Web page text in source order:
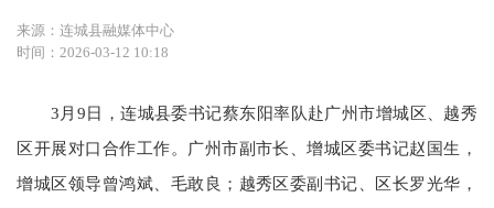
来源：连城县融媒体中心
时间：2026-03-12 10:18
3月9日，连城县委书记蔡东阳率队赴广州市增城区、越秀
区开展对口合作工作。广州市副市长、增城区委书记赵国生，
增城区领导曾鸿斌、毛敢良；越秀区委副书记、区长罗光华，